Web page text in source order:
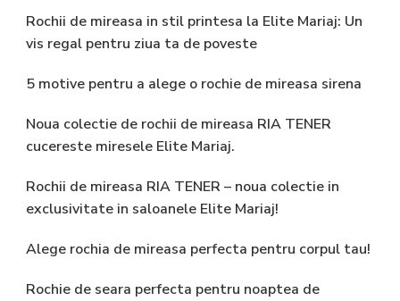
Rochii de mireasa in stil printesa la Elite Mariaj: Un
vis regal pentru ziua ta de poveste
5 motive pentru a alege o rochie de mireasa sirena
Noua colectie de rochii de mireasa RIA TENER
cucereste miresele Elite Mariaj.
Rochii de mireasa RIA TENER – noua colectie in
exclusivitate in saloanele Elite Mariaj!
Alege rochia de mireasa perfecta pentru corpul tau!
Rochie de seara perfecta pentru noaptea de